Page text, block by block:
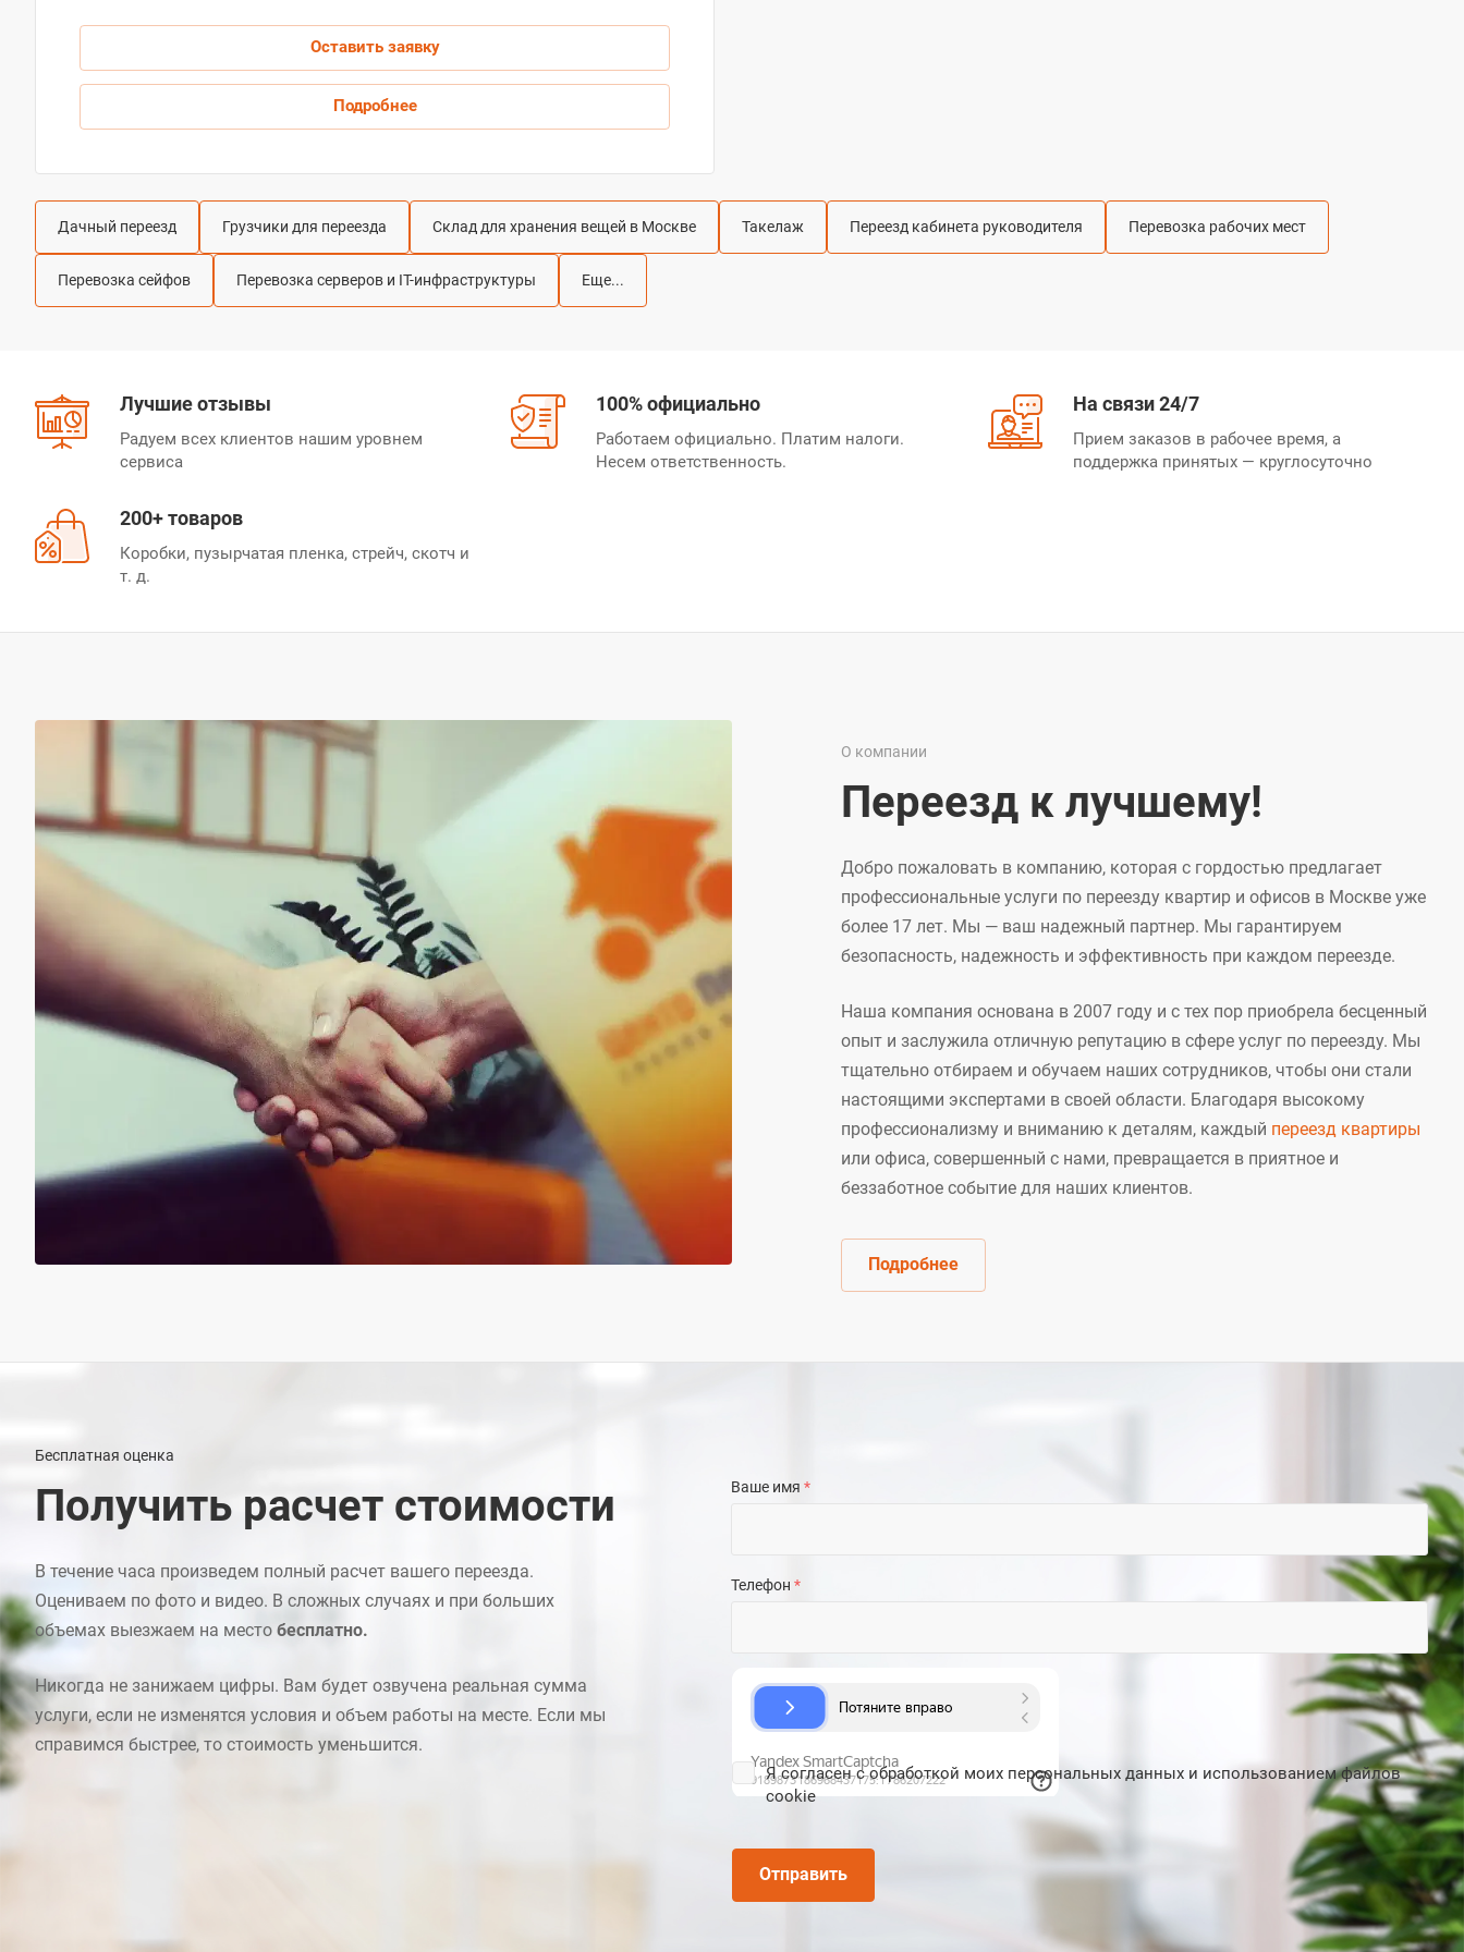
Оставить заявку
Подробнее
Дачный переезд Грузчики для переезда Склад для хранения вещей в Москве Такелаж Переезд кабинета руководителя Перевозка рабочих мест
Перевозка сейфов Перевозка серверов и IT-инфраструктуры Еще...
Лучшие отзывы
Радуем всех клиентов нашим уровнем
сервиса
100% официально
Работаем официально. Платим налоги.
Несем ответственность.
На связи 24/7
Прием заказов в рабочее время, а
поддержка принятых — круглосуточно
200+ товаров
Коробки, пузырчатая пленка, стрейч, скотч и
т. д.
О компании
Переезд к лучшему!
Добро пожаловать в компанию, которая с гордостью предлагает
профессиональные услуги по переезду квартир и офисов в Москве уже
более 17 лет. Мы — ваш надежный партнер. Мы гарантируем
безопасность, надежность и эффективность при каждом переезде.
Наша компания основана в 2007 году и с тех пор приобрела бесценный
опыт и заслужила отличную репутацию в сфере услуг по переезду. Мы
тщательно отбираем и обучаем наших сотрудников, чтобы они стали
настоящими экспертами в своей области. Благодаря высокому
профессионализму и вниманию к деталям, каждый переезд квартиры
или офиса, совершенный с нами, превращается в приятное и
беззаботное событие для наших клиентов.
Подробнее
Бесплатная оценка
Получить расчет стоимости
В течение часа произведем полный расчет вашего переезда.
Оцениваем по фото и видео. В сложных случаях и при больших
объемах выезжаем на место бесплатно.
Никогда не занижаем цифры. Вам будет озвучена реальная сумма
услуги, если не изменятся условия и объем работы на месте. Если мы
справимся быстрее, то стоимость уменьшится.
Ваше имя *
Телефон *
Ясогласенсобработкой моих персональных данных и использованием файлов
cookie